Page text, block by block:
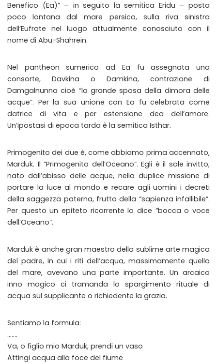
Benefico (Ea)” – in seguito la semitica Eridu – posta
poco lontana dal mare persico, sulla riva sinistra
dell’Eufrate nel luogo attualmente conosciuto con il
nome di Abu-Shahrein.
Nel pantheon sumerico ad Ea fu assegnata una
consorte, Davkina o Damkina, contrazione di
Damgalnunna cioè “la grande sposa della dimora delle
acque”. Per la sua unione con Ea fu celebrata come
datrice di vita e per estensione dea dell’amore.
Un’ipostasi di epoca tarda è la semitica Isthar.
Primogenito dei due è, come abbiamo prima accennato,
Marduk. Il “Primogenito dell’Oceano”. Egli è il sole invitto,
nato dall’abisso delle acque, nella duplice missione di
portare la luce al mondo e recare agli uomini i decreti
della saggezza paterna, frutto della “sapienza infallibile”.
Per questo un epiteto ricorrente lo dice “bocca o voce
dell’Oceano”.
Marduk è anche gran maestro della sublime arte magica
del padre, in cui i riti dell’acqua, massimamente quella
del mare, avevano una parte importante. Un arcaico
inno magico ci tramanda lo spargimento rituale di
acqua sul supplicante o richiedente la grazia.
Sentiamo la formula:
…….
Va, o figlio mio Marduk, prendi un vaso
Attingi acqua alla foce del fiume